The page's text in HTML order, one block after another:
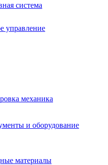
система
управление
механика
и оборудование
материалы